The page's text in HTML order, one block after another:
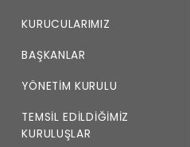
KURUCULARIMIZ
BAŞKANLAR
YÖNETIM KURULU
TEMSIL EDILDIĞIMIZ
KURULUŞLAR